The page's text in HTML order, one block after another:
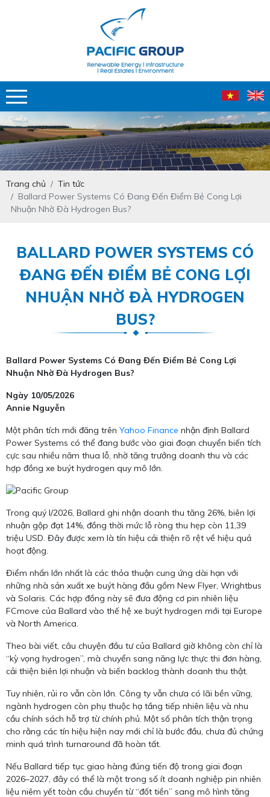
Trang chủ
Tin tức
Ballard Power Systems Có Đang Đến Điểm Bẻ Cong Lợi
Nhuận Nhờ Đà Hydrogen Bus?
BALLARD POWER SYSTEMS CÓ
ĐANG ĐẾN ĐIỂM BẺ CONG LỢI
NHUẬN NHỜ ĐÀ HYDROGEN
BUS?
Ballard Power Systems Có Đang Đến Điểm Bẻ Cong Lợi
Nhuận Nhờ Đà Hydrogen Bus?
Ngày 10/05/2026
Annie Nguyễn
Một phân tích mới đăng trên Yahoo Finance nhận định Ballard
Power Systems có thể đang bước vào giai đoạn chuyển biến tích
cực sau nhiều năm thua lỗ, nhờ tăng trưởng doanh thu và các
hợp đồng xe buýt hydrogen quy mô lớn.
Trong quý I/2026, Ballard ghi nhận doanh thu tăng 26%, biên lợi
nhuận gộp đạt 14%, đồng thời mức lỗ ròng thu hẹp còn 11,39
triệu USD. Đây được xem là tín hiệu cải thiện rõ rệt về hiệu quả
hoạt động.
Điểm nhấn lớn nhất là các thỏa thuận cung ứng dài hạn với
những nhà sản xuất xe buýt hàng đầu gồm New Flyer, Wrightbus
và Solaris. Các hợp đồng này sẽ đưa động cơ pin nhiên liệu
FCmove của Ballard vào thế hệ xe buýt hydrogen mới tại Europe
và North America.
Theo bài viết, câu chuyện đầu tư của Ballard giờ không còn chỉ là
“kỳ vọng hydrogen”, mà chuyển sang năng lực thực thi đơn hàng,
cải thiện biên lợi nhuận và biến backlog thành doanh thu thật.
Tuy nhiên, rủi ro vẫn còn lớn. Công ty vẫn chưa có lãi bền vững,
ngành hydrogen còn phụ thuộc hạ tầng tiếp nhiên liệu và nhu
cầu chính sách hỗ trợ từ chính phủ. Một số phân tích thận trọng
cho rằng các tín hiệu hiện nay mới chỉ là bước đầu, chưa đủ chứng
minh quá trình turnaround đã hoàn tất.
Nếu Ballard tiếp tục giao hàng đúng tiến độ trong giai đoạn
2026–2027, đây có thể là một trong số ít doanh nghiệp pin nhiên
liệu niêm yết toàn cầu chuyển từ “đốt tiền” sang mô hình tăng